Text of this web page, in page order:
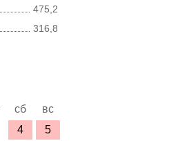
475,2
316,8
сб
вс
4
5